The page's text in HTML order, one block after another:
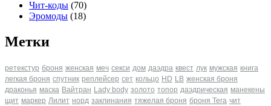
Чит-коды (70)
Эромоды (18)
Метки
ретекстур броня женская меч секси дом даэдра квест лук мужская книга
легкая броня спутник реплейсер сет кольцо HD LB женская броня
драконья маска Вайтран Lady body золото топор даэдрическая манекены
щит маркер Лилит норд заклинания тяжелая броня броня Tera чит